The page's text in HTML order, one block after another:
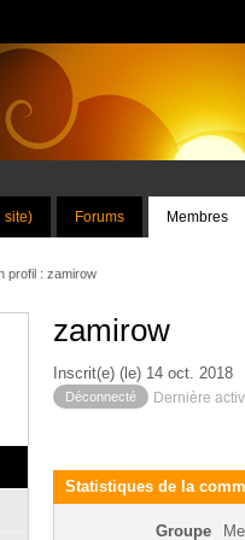
site) Forums Membres
profil : zamirow
zamirow
Inscrit(e) (le) 14 oct. 2018
Déconnecté Dernière
Statistiques de la
Groupe